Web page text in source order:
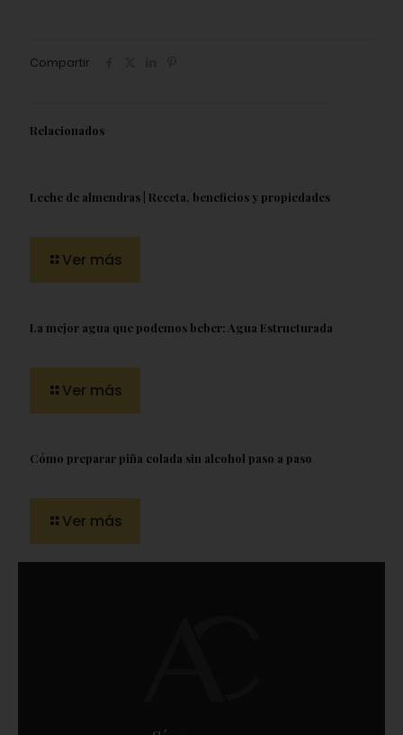
Compartir
Relacionados
Leche de almendras | Receta, beneficios y propiedades
Ver más
La mejor agua que podemos beber: Agua Estructurada
Ver más
Cómo preparar piña colada sin alcohol paso a paso
Ver más